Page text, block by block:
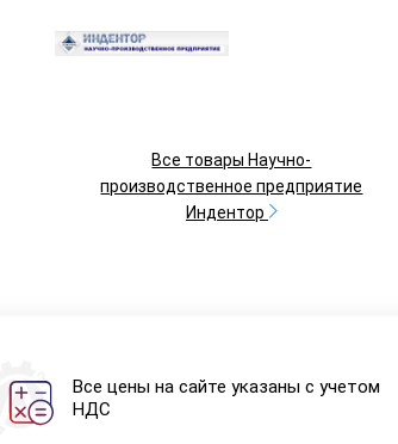
Все товары Научно-
производственное предприятие
Индентор
Все цены на сайте указаны с учетом
НДС